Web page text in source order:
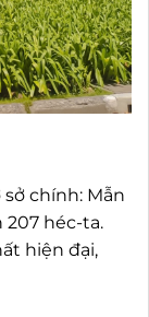
chính: Mẫn
207 héc-ta.
hiện đại,